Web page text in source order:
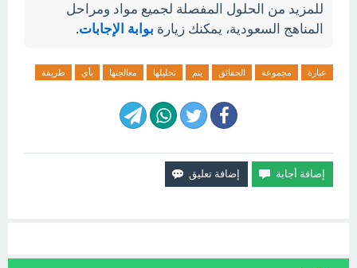
للمزيد من الحلول المفصلة لجميع مواد ومراحل
المناهج السعودية، يمكنك زيارة بوابة الإجابات.
عبارة مجموعة الحقائق يتم تحليلها معالجتها بأي طريقة